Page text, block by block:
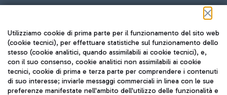
Fast Food
all'aeroporto.
Treno
Raggiungi velocemente l'aeroporto di Fiumicino da Roma
tramite i servizi ferroviari Trenitalia.
Seguici sui social
TRAVEL JOURNAL
Utilizziamo cookie di prima parte per il funzionamento del sito web
(cookie tecnici), per effettuare statistiche sul funzionamento dello
stesso (cookie analitici, quando assimilabili ai cookie tecnici), e,
con il suo consenso, cookie analitici non assimilabili ai cookie
tecnici, cookie di prima e terza parte per comprendere i contenuti
di suo interesse; inviarle messaggi commerciali in linea con le sue
preferenze manifestate nell'ambito dell'utilizzo delle funzionalità e